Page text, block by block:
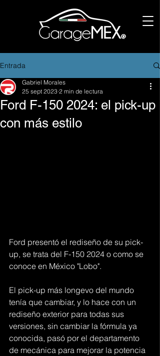
Entrada
Ford F-150 2024: el pick-up
con más estilo
Gabriel Morales
25 sept 2023 2 min de lectura
Ford presentó el rediseño de su pick-
up, se trata del F-150 2024 o como se
conoce en México "Lobo".
El pick-up más longevo del mundo
tenía que cambiar, y lo hace con un
rediseño exterior para todas sus
versiones, sin cambiar la fórmula ya
conocida, pasó por el departamento
de mecánica para mejorar la potencia